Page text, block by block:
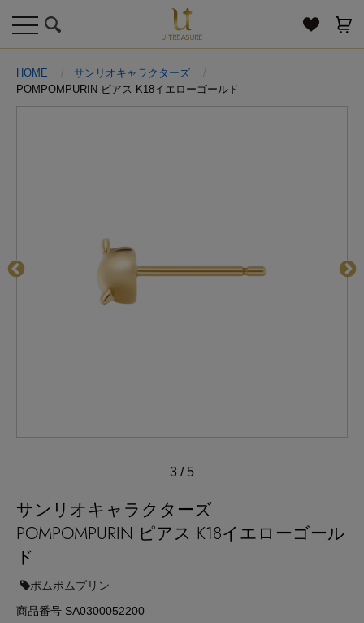
toggle
navigation
HOME
サンリオキャラクターズ
POMPOMPURIN ピアス K18イエローゴールド
3 / 5
サンリオキャラクターズ
POMPOMPURIN ピアス K18イエローゴール
ド
ポムポムプリン
商品番号 SA0300052200